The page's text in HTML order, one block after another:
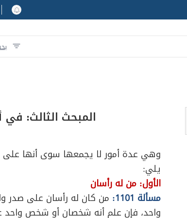
المبحث الثالث:
وهي عدة أمور لا يجمعها سوى أنها على
يلي:
الأول: من له رأسان
مسألة 1101:
من كان له رأسان على صدر
واحد، فإن علم أنه شخصان أو شخص واحد